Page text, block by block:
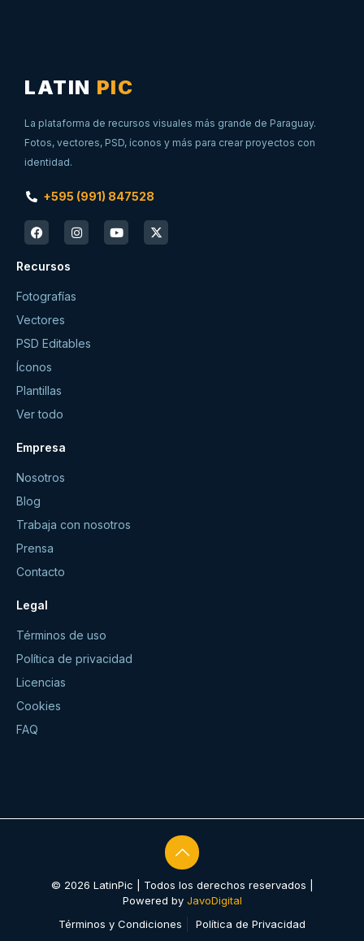
LATIN PIC
La plataforma de recursos visuales más grande de Paraguay.
Fotos, vectores, PSD, íconos y más para crear proyectos con
identidad.
+595 (991) 847528
Recursos
Fotografías
Vectores
PSD Editables
Íconos
Plantillas
Ver todo
Empresa
Nosotros
Blog
Trabaja con nosotros
Prensa
Contacto
Legal
Términos de uso
Política de privacidad
Licencias
Cookies
FAQ
© 2026 LatinPic | Todos los derechos reservados |
Powered by JavoDigital
Términos y Condiciones
Política de Privacidad